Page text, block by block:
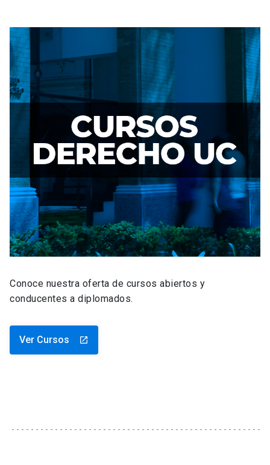
Conoce nuestra oferta de cursos abiertos y
conducentes a diplomados.
Ver Cursos launch